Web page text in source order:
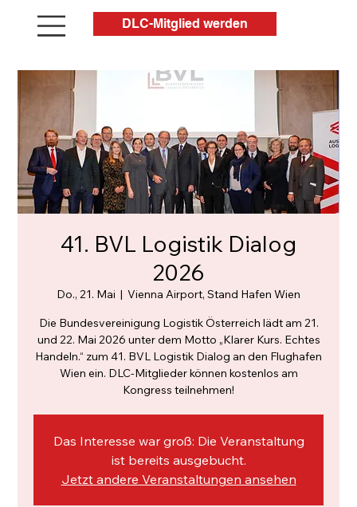
DLC-Mitglied werden
41. BVL Logistik Dialog
2026
Do., 21. Mai
  |
Vienna Airport, Stand Hafen Wien
Die Bundesvereinigung Logistik Österreich lädt am 21.
und 22. Mai 2026 unter dem Motto „Klarer Kurs. Echtes
Handeln.“ zum 41. BVL Logistik Dialog an den Flughafen
Wien ein. DLC-Mitglieder können kostenlos am
Kongress teilnehmen!
Das Interesse war groß: Die Veranstaltung
ist bereits ausgebucht.
Jetzt andere Veranstaltungen ansehen